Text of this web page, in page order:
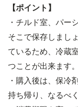
【ポイント】
・チルド室、パー
そこで保存しまし
ているため、冷蔵
つことが出来ます。
・購入後は、保冷
持ち帰り、なるべ